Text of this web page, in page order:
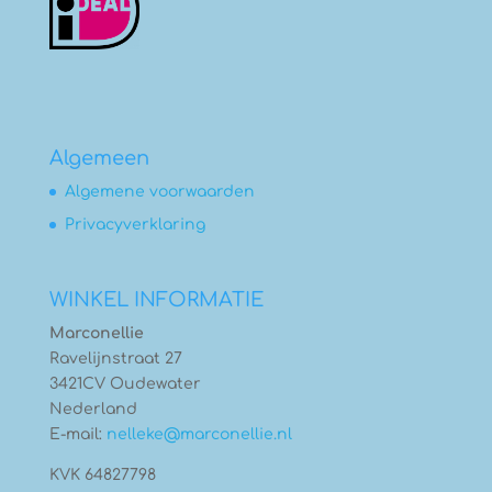
Algemeen
Algemene voorwaarden
Privacyverklaring
WINKEL INFORMATIE
Marconellie
Ravelijnstraat 27
3421CV Oudewater
Nederland
E-mail: nelleke@marconellie.nl
KVK 64827798